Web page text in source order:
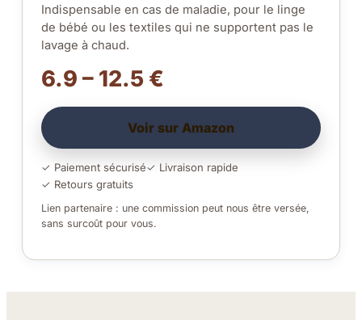
Indispensable en cas de maladie, pour le linge
de bébé ou les textiles qui ne supportent pas le
lavage à chaud.
6.9 – 12.5 €
Voir sur Amazon
✓ Paiement sécurisé✓ Livraison rapide
✓ Retours gratuits
Lien partenaire : une commission peut nous être versée,
sans surcoût pour vous.